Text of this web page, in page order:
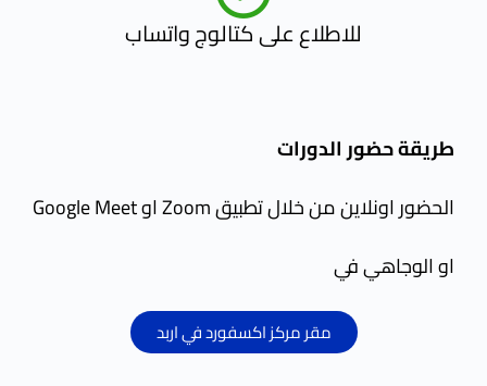
للاطلاع على كتالوج واتساب
طريقة حضور الدورات
الحضور اونلاين من خلال تطبيق Zoom او Google Meet
او الوجاهي في
مقر مركز اكسفورد في اربد